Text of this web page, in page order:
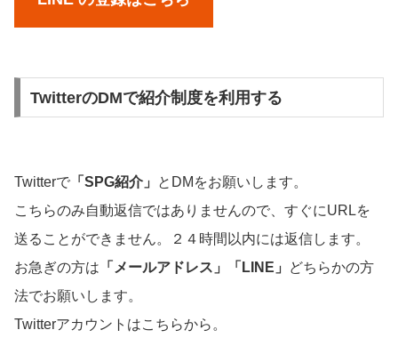
TwitterのDMで紹介制度を利用する
Twitterで 「SPG紹介」
とDMをお願いします。
こちらのみ自動返信ではありませんので、すぐにURLを
送ることができません。２４時間以内には返信します。
お急ぎの方は 「メールアドレス」「LINE」
どちらかの方
法でお願いします。
Twitterアカウントはこちらから。